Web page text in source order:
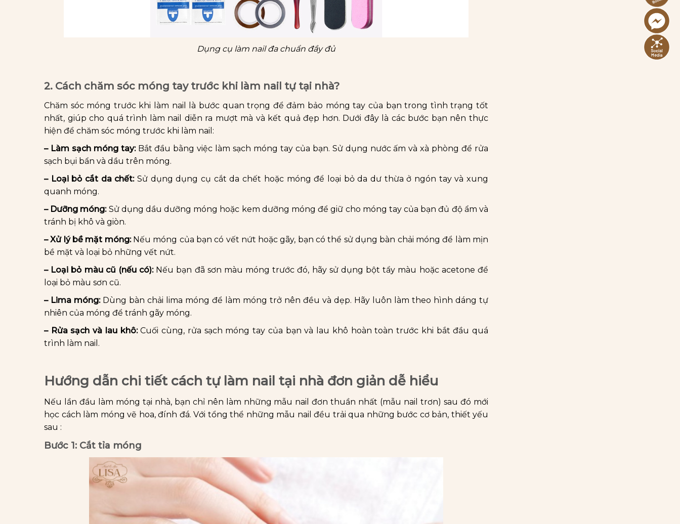
Dụng cụ làm nail đa chuẩn đầy đủ
2. Cách chăm sóc móng tay trước khi làm nail tự tại nhà?
Chăm sóc móng trước khi làm nail là bước quan trọng để đảm bảo móng tay của bạn trong tình trạng tốt
nhất, giúp cho quá trình làm nail diễn ra mượt mà và kết quả đẹp hơn. Dưới đây là các bước bạn nên thực
hiện để chăm sóc móng trước khi làm nail:
– Làm sạch móng tay:Bắt đầu bằng việc làm sạch móng tay của bạn. Sử dụng nước ấm và xà phòng để rửa
sạch bụi bẩn và dầu trên móng.
– Loại bỏ cắt da chết:Sử dụng dụng cụ cắt da chết hoặc móng để loại bỏ da dư thừa ở ngón tay và xung
quanh móng.
– Dưỡng móng:Sử dụng dầu dưỡng móng hoặc kem dưỡng móng để giữ cho móng tay của bạn đủ độ ẩm và
tránh bị khô và giòn.
– Xử lý bề mặt móng:Nếu móng của bạn có vết nứt hoặc gãy, bạn có thể sử dụng bàn chải móng để làm mịn
bề mặt và loại bỏ những vết nứt.
– Loại bỏ màu cũ (nếu có):Nếu bạn đã sơn màu móng trước đó, hãy sử dụng bột tẩy màu hoặc acetone để
loại bỏ màu sơn cũ.
– Lima móng:Dùng bàn chải lima móng để làm móng trở nên đều và dẹp. Hãy luôn làm theo hình dáng tự
nhiên của móng để tránh gãy móng.
– Rửa sạch và lau khô:Cuối cùng, rửa sạch móng tay của bạn và lau khô hoàn toàn trước khi bắt đầu quá
trình làm nail.
Hướng dẫn chi tiết cách tự làm nail tại nhà đơn giản dễ hiểu
Nếu lần đầu làm móng tại nhà, bạn chỉ nên làm những mẫu nail đơn thuần nhất (mẫu nail trơn) sau đó mới
học cách làm móng vẽ hoa, đính đá. Với tổng thể những mẫu nail đều trải qua những bước cơ bản, thiết yếu
sau :
Bước 1: Cắt tỉa móng